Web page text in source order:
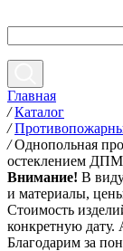
Главная
/ Каталог
/
/ Однопольная
остеклением
Внимание! В
и материалы,
Стоимость
конкретную дату.
Благодарим за